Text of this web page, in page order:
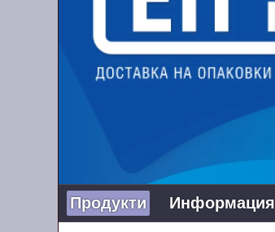
Продукти Информация